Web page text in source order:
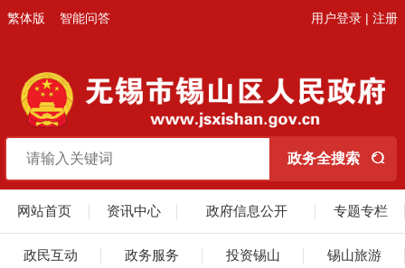
繁体版 智能问答 用户登录 | 注册
网站首页 资讯中心 政府信息公开 专题专栏
政民互动 政务服务 投资锡山 锡山旅游